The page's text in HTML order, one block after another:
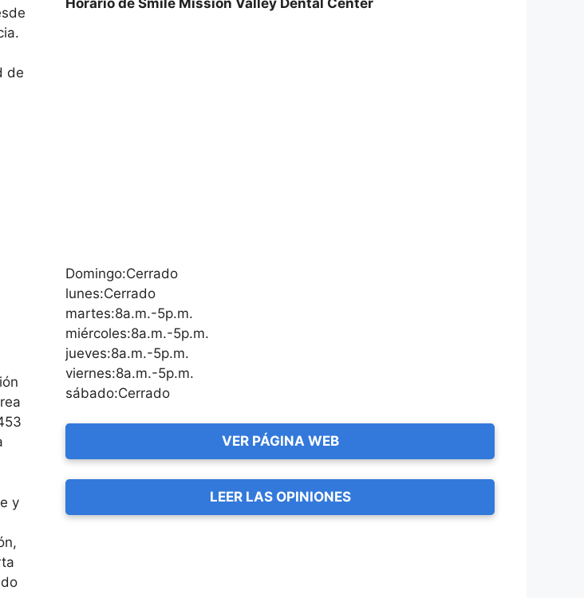
de
y
Horario de Smile Mission Valley Dental Center
Domingo:Cerrado
lunes:Cerrado
martes:8a.m.-5p.m.
miércoles:8a.m.-5p.m.
jueves:8a.m.-5p.m.
viernes:8a.m.-5p.m.
sábado:Cerrado
VER PÁGINA WEB
LEER LAS OPINIONES